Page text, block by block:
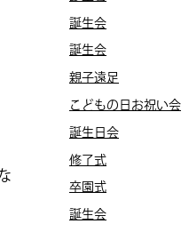
誕生会
誕生会
親子遠足
こどもの日お祝い会
誕生日会
修了式
卒園式
誕生会